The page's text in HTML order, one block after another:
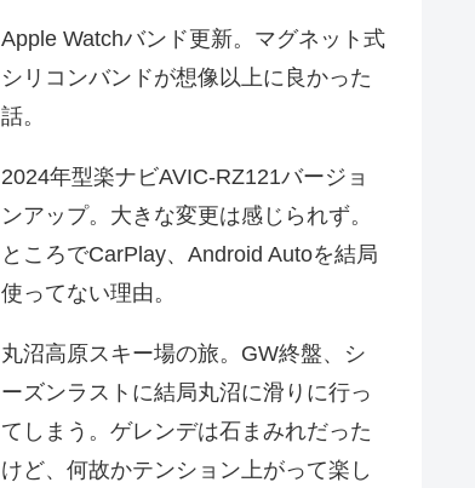
Apple Watchバンド更新。マグネット式
シリコンバンドが想像以上に良かった
話。
2024年型楽ナビAVIC-RZ121バージョ
ンアップ。大きな変更は感じられず。
ところでCarPlay、Android Autoを結局
使ってない理由。
丸沼高原スキー場の旅。GW終盤、シ
ーズンラストに結局丸沼に滑りに行っ
てしまう。ゲレンデは石まみれだった
けど、何故かテンション上がって楽し